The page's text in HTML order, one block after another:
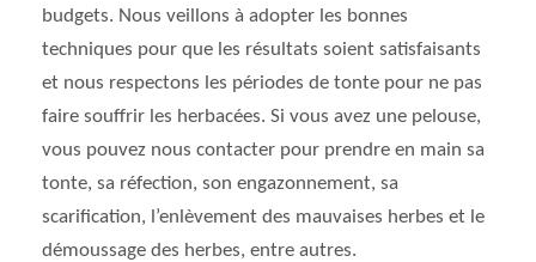
budgets. Nous veillons à adopter les bonnes
techniques pour que les résultats soient satisfaisants
et nous respectons les périodes de tonte pour ne pas
faire souffrir les herbacées. Si vous avez une pelouse,
vous pouvez nous contacter pour prendre en main sa
tonte, sa réfection, son engazonnement, sa
scarification, l’enlèvement des mauvaises herbes et le
démoussage des herbes, entre autres.